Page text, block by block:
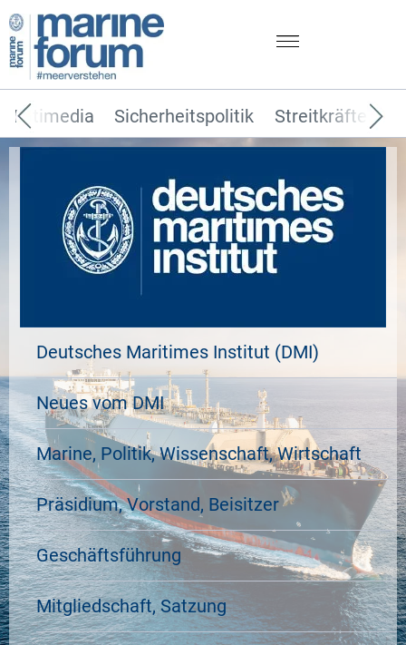
Sicherheitspolitik Streitkräfte
Multimedia
Deutsches Maritimes Institut (DMI)
Neues vom DMI
Marine, Politik, Wissenschaft, Wirtschaft
Präsidium, Vorstand, Beisitzer
Geschäftsführung
Mitgliedschaft, Satzung